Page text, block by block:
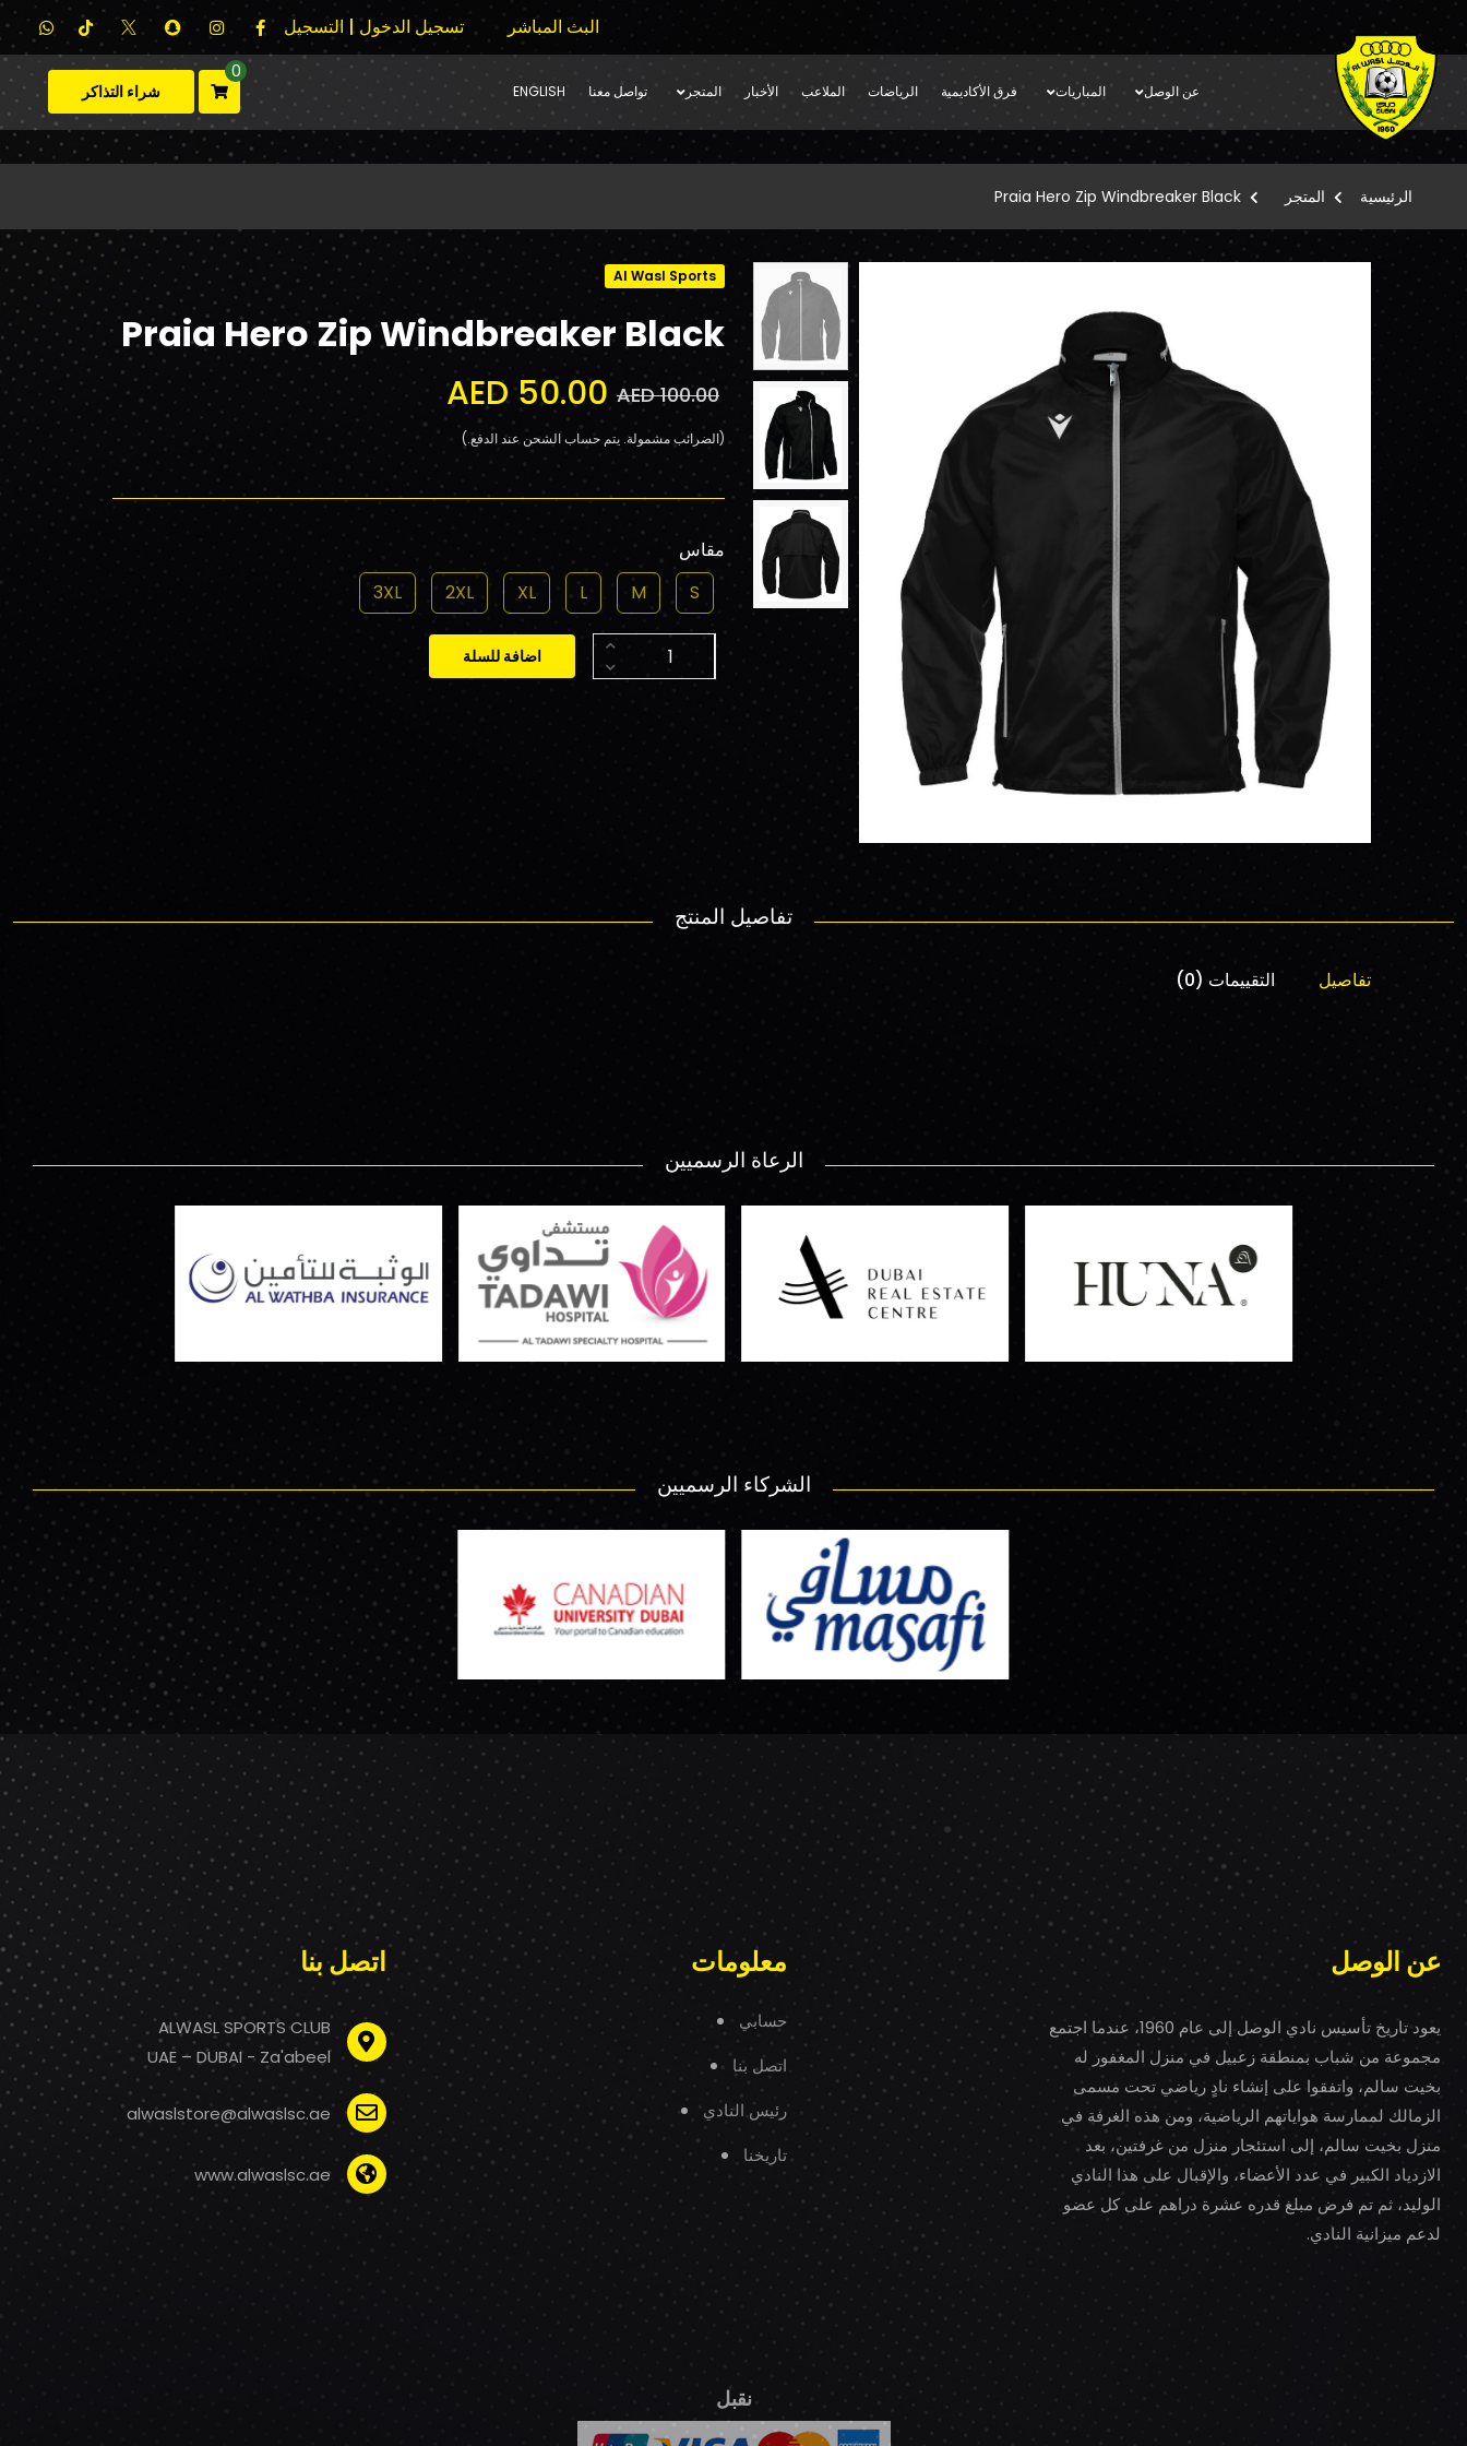
البث المباشر تسجيل الدخول | التسجيل
عن الوصل المباريات فرق الأكاديمية الرياضات الملاعب الأخبار المتجر تواصل معنا ENGLISH
0
شراء التذاكر
الرئيسية المتجر Praia Hero Zip Windbreaker Black
Al Wasl Sports
Praia Hero Zip Windbreaker Black
AED 100.00
AED 50.00
(الضرائب مشمولة. يتم حساب الشحن عند الدفع.)
مقاس
S
M
L
XL
2XL
3XL
اضافة للسلة
تفاصيل المنتج
تفاصيل التقييمات (0)
الرعاة الرسميين
الشركاء الرسميين
عن الوصل
يعود تاريخ تأسيس نادي الوصل إلى عام 1960، عندما اجتمع
مجموعة من شباب بمنطقة زعبيل في منزل المغفور له
بخيت سالم، واتفقوا على إنشاء نادٍ رياضي تحت مسمى
الزمالك لممارسة هواياتهم الرياضية، ومن هذه الغرفة في
منزل بخيت سالم، إلى استئجار منزل من غرفتين، بعد
الازدياد الكبير في عدد الأعضاء، والإقبال على هذا النادي
الوليد، ثم تم فرض مبلغ قدره عشرة دراهم على كل عضو
لدعم ميزانية النادي.
معلومات
حسابي
اتصل بنا
رئيس النادي
تاريخنا
اتصل بنا
ALWASL SPORTS CLUB
UAE – DUBAI - Za'abeel
alwaslstore@alwaslsc.ae
www.alwaslsc.ae
نقبل